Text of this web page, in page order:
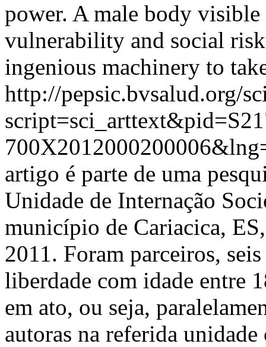
power. A male body
vulnerability and social
ingenious machinery to
http://pepsic.bvsalud.org/
artigo é parte de uma
Unidade de Internação
município de Cariacica,
2011. Foram parceiros,
liberdade com idade entre
em ato, ou seja,
autoras na referida